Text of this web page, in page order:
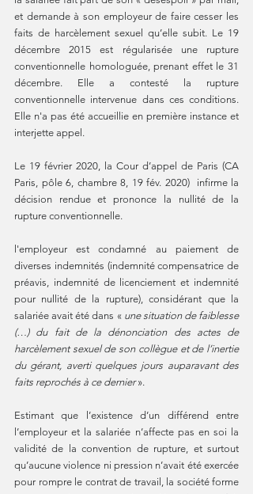
et demande à son employeur de faire cesser les
faits de harcèlement sexuel qu’elle subit. Le 19
décembre 2015 est régularisée une rupture
conventionnelle homologuée, prenant effet le 31
décembre. Elle a contesté la rupture
conventionnelle intervenue dans ces conditions.
Elle n'a pas été accueillie en première instance et
interjette appel.
Le 19 février 2020, la Cour d’appel de Paris (CA
Paris, pôle 6, chambre 8, 19 fév. 2020)  infirme la
décision rendue et prononce la nullité de la
rupture conventionnelle.
l'employeur est condamné au paiement de
diverses indemnités (indemnité compensatrice de
préavis, indemnité de licenciement et indemnité
pour nullité de la rupture), considérant que la
salariée avait été dans « une situation de faiblesse
(…) du fait de la dénonciation des actes de
harcèlement sexuel de son collègue et de l’inertie
du gérant, averti quelques jours auparavant des
faits reprochés à ce dernier ».
Estimant que l’existence d’un différend entre
l’employeur et la salariée n’affecte pas en soi la
validité de la convention de rupture, et surtout
qu’aucune violence ni pression n’avait été exercée
pour rompre le contrat de travail, la société forme